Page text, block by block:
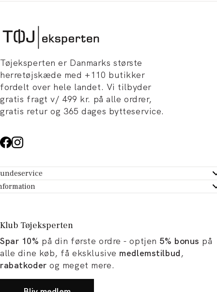
Tøjeksperten er Danmarks største
herretøjskæde med +110 butikker
fordelt over hele landet. Vi tilbyder
gratis fragt v/ 499 kr. på alle ordrer,
gratis retur og 365 dages bytteservice.
- Hjælpecenter
dit køb
Tøjeksperten
og artikler
og karriere
Klub Tøjeksperten
Spar 10% på din første ordre - optjen 5% bonus på
alle dine køb, få eksklusive medlemstilbud,
rabatkoder og meget mere.